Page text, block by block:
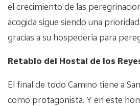
el crecimiento de las
acogida sigue siendo una
gracias a su hospedería para
Retablo del Hostal de los
El final de todo Camino tiene a
como protagonista. Y en este